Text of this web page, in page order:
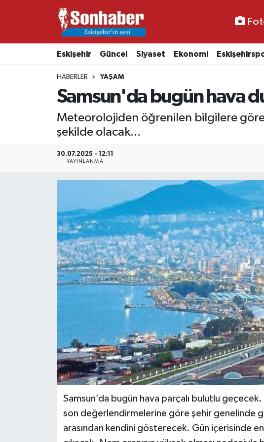
Eskişehir Güncel Siyaset Ekonomi
HABERLER YAŞAM
Samsun'da bugün hava
Meteorolojiden öğrenilen bilgilere
şekilde olacak...
30.07.2025 - 12:11
YAYINLANMA
Samsun’da bugün hava parçalı bulutlu
son değerlendirmelerine göre şehir genelinde
arasından kendini gösterecek. Gün içerisinde
Ekonomi
Kültür & Sanat
Siyaset
Nöbetçi Eczaneler
Namaz Vakitleri
Trafik Durumu
Süper Lig Puan Durumu ve Fikstür
Tüm Manşetler
Haber Arşivi